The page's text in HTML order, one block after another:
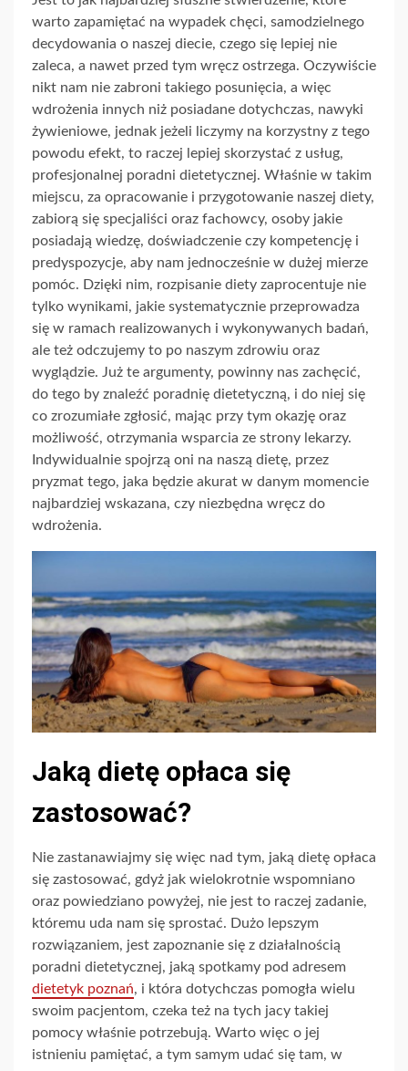
warto zapamiętać na wypadek chęci, samodzielnego
decydowania o naszej diecie, czego się lepiej nie
zaleca, a nawet przed tym wręcz ostrzega. Oczywiście
nikt nam nie zabroni takiego posunięcia, a więc
wdrożenia innych niż posiadane dotychczas, nawyki
żywieniowe, jednak jeżeli liczymy na korzystny z tego
powodu efekt, to raczej lepiej skorzystać z usług,
profesjonalnej poradni dietetycznej. Właśnie w takim
miejscu, za opracowanie i przygotowanie naszej diety,
zabiorą się specjaliści oraz fachowcy, osoby jakie
posiadają wiedzę, doświadczenie czy kompetencję i
predyspozycje, aby nam jednocześnie w dużej mierze
pomóc. Dzięki nim, rozpisanie diety zaprocentuje nie
tylko wynikami, jakie systematycznie przeprowadza
się w ramach realizowanych i wykonywanych badań,
ale też odczujemy to po naszym zdrowiu oraz
wyglądzie. Już te argumenty, powinny nas zachęcić,
do tego by znaleźć poradnię dietetyczną, i do niej się
co zrozumiałe zgłosić, mając przy tym okazję oraz
możliwość, otrzymania wsparcia ze strony lekarzy.
Indywidualnie spojrzą oni na naszą dietę, przez
pryzmat tego, jaka będzie akurat w danym momencie
najbardziej wskazana, czy niezbędna wręcz do
wdrożenia.
Jaką dietę opłaca się
zastosować?
Nie zastanawiajmy się więc nad tym, jaką dietę opłaca
się zastosować, gdyż jak wielokrotnie wspomniano
oraz powiedziano powyżej, nie jest to raczej zadanie,
któremu uda nam się sprostać. Dużo lepszym
rozwiązaniem, jest zapoznanie się z działalnością
poradni dietetycznej, jaką spotkamy pod adresem
dietetyk poznań, i która dotychczas pomogła wielu
swoim pacjentom, czeka też na tych jacy takiej
pomocy właśnie potrzebują. Warto więc o jej
istnieniu pamiętać, a tym samym udać się tam, w